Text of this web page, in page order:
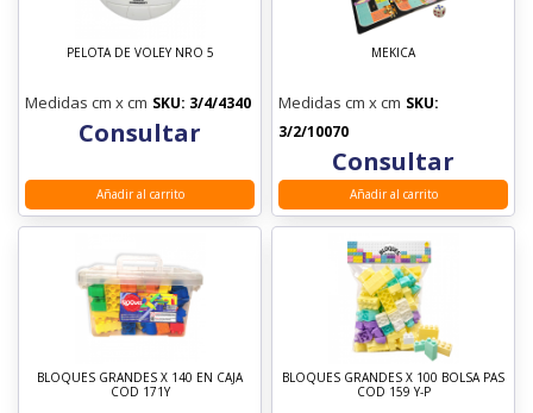
PELOTA DE VOLEY NRO 5
Medidas cm x cm SKU: 3/4/4340
Consultar
Añadir al carrito
MEKICA
Medidas cm x cm SKU:
3/2/10070
Consultar
Añadir al carrito
BLOQUES GRANDES X 140 EN CAJA
COD 171Y
BLOQUES GRANDES X 100 BOLSA PAS
COD 159 Y-P